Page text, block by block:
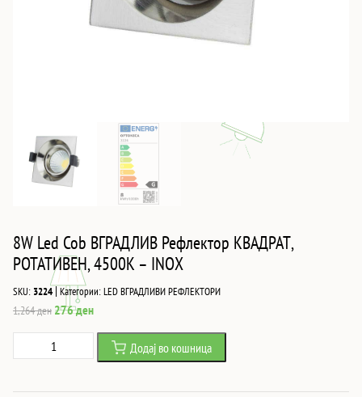
8W Led Cob ВГРАДЛИВ Рефлектор КВАДРАТ,
РОТАТИВЕН, 4500K – INOX
SKU: 3224|Категории:LED ВГРАДЛИВИ РЕФЛЕКТОРИ
1,264ден Original
was:
1,264 ден.
276денCurrent
price
276 ден.
Led
Додај во кошница